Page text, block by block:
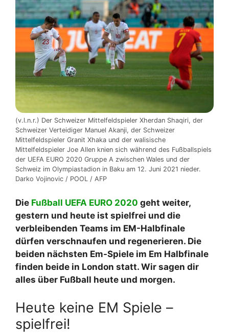
(v.l.n.r.) Der Schweizer Mittelfeldspieler Xherdan Shaqiri, der
Schweizer Verteidiger Manuel Akanji, der Schweizer
Mittelfeldspieler Granit Xhaka und der walisische
Mittelfeldspieler Joe Allen knien sich während des Fußballspiels
der UEFA EURO 2020 Gruppe A zwischen Wales und der
Schweiz im Olympiastadion in Baku am 12. Juni 2021 nieder.
Darko Vojinovic / POOL / AFP
Die Fußball UEFA EURO 2020 geht weiter,
gestern und heute ist spielfrei und die
verbleibenden Teams im EM-Halbfinale
dürfen verschnaufen und regenerieren. Die
beiden nächsten Em-Spiele im Em Halbfinale
finden beide in London statt. Wir sagen dir
alles über Fußball heute und morgen.
Heute keine EM Spiele –
spielfrei!